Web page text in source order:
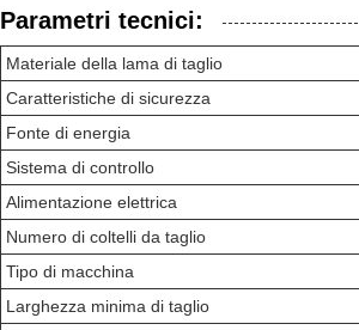
Parametri tecnici:
Materiale della lama di taglio
Caratteristiche di sicurezza
Fonte di energia
Sistema di controllo
Alimentazione elettrica
Numero di coltelli da taglio
Tipo di macchina
Larghezza minima di taglio